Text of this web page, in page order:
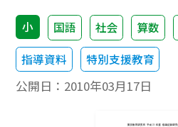
小 国語 社会 算数
指導資料
特別支援教育
公開日： 2010年03月17日